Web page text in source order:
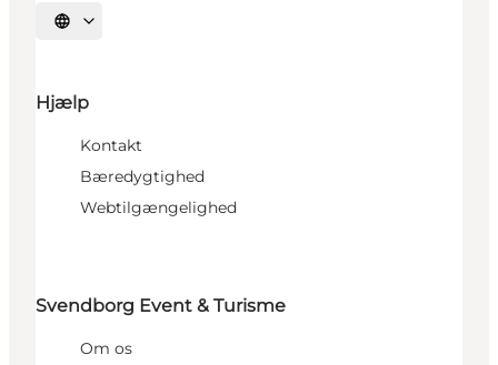
Vælg sprog
Hjælp
Kontakt
Bæredygtighed
Webtilgængelighed
Svendborg Event & Turisme
Om os